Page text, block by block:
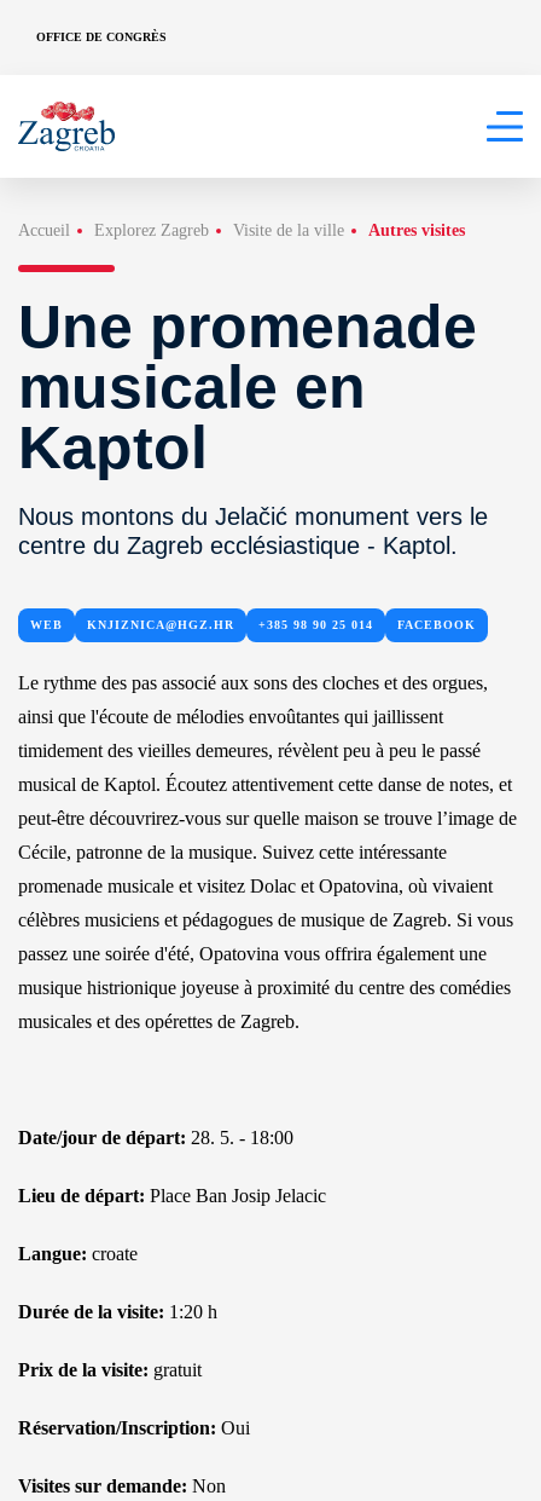
OFFICE DE CONGRÈS
Accueil Explorez Zagreb Visite de la ville Autres visites
Une promenade
musicale en
Kaptol
Nous montons du Jelačić monument vers le
centre du Zagreb ecclésiastique - Kaptol.
WEB KNJIZNICA@HGZ.HR +385 98 90 25 014 FACEBOOK
Le rythme des pas associé aux sons des cloches et des orgues,
ainsi que l'écoute de mélodies envoûtantes qui jaillissent
timidement des vieilles demeures, révèlent peu à peu le passé
musical de Kaptol. Écoutez attentivement cette danse de notes, et
peut-être découvrirez-vous sur quelle maison se trouve l’image de
Cécile, patronne de la musique. Suivez cette intéressante
promenade musicale et visitez Dolac et Opatovina, où vivaient
célèbres musiciens et pédagogues de musique de Zagreb. Si vous
passez une soirée d'été, Opatovina vous offrira également une
musique histrionique joyeuse à proximité du centre des comédies
musicales et des opérettes de Zagreb.
Date/jour de départ: 28. 5. - 18:00
Lieu de départ: Place Ban Josip Jelacic
Langue: croate
Durée de la visite: 1:20 h
Prix de la visite: gratuit
Réservation/Inscription: Oui
Visites sur demande: Non